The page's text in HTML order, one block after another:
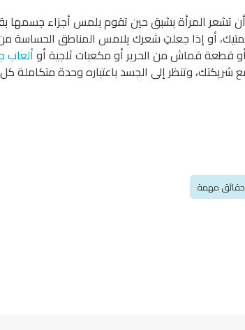
تشعر المرأة بشبق حين تقوم بلمس أجزاء جسمها
أو إذا جعلتِ شعرك يلامس المناطق الحساسة
قطعة قماش من الحرير أو مكعبات ثلجية أوألعاب
وتنظر إلى الجسد باعتباره وحدة متكاملة
حقائق مهمة